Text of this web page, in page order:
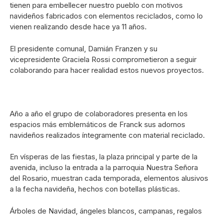
tienen para embellecer nuestro pueblo con motivos
navideños fabricados con elementos reciclados, como lo
vienen realizando desde hace ya 11 años.
El presidente comunal, Damián Franzen y su
vicepresidente Graciela Rossi comprometieron a seguir
colaborando para hacer realidad estos nuevos proyectos.
Año a año el grupo de colaboradores presenta en los
espacios más emblemáticos de Franck sus adornos
navideños realizados íntegramente con material reciclado.
En vísperas de las fiestas, la plaza principal y parte de la
avenida, incluso la entrada a la parroquia Nuestra Señora
del Rosario, muestran cada temporada, elementos alusivos
a la fecha navideña, hechos con botellas plásticas.
Árboles de Navidad, ángeles blancos, campanas, regalos